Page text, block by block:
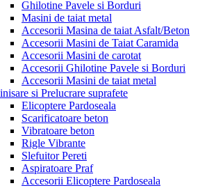
Ghilotine Pavele si Borduri
Masini de taiat metal
Accesorii Masina de taiat Asfalt/Beton
Accesorii Masini de Taiat Caramida
Accesorii Masini de carotat
Accesorii Ghilotine Pavele si Borduri
Accesorii Masini de taiat metal
si Prelucrare suprafete
Elicoptere Pardoseala
Scarificatoare beton
Vibratoare beton
Rigle Vibrante
Slefuitor Pereti
Aspiratoare Praf
Accesorii Elicoptere Pardoseala